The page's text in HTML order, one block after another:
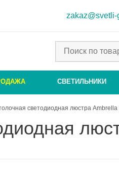
zakaz@svetli-
СВЕТИЛЬНИКИ
светодиодная люстра